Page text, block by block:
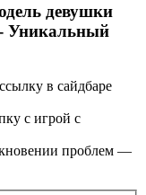
девушки
Уникальный
в сайдбаре
с игрой с
проблем —